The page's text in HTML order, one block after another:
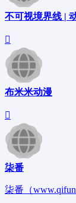
不可视境界线 |
布米米动漫
柒番
柒番（